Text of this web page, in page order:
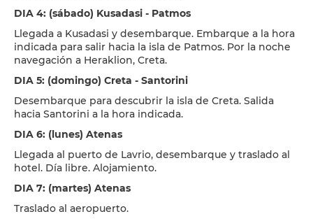
DIA 4: (sábado) Kusadasi - Patmos
Llegada a Kusadasi y desembarque. Embarque a la hora
indicada para salir hacia la isla de Patmos. Por la noche
navegación a Heraklion, Creta.
DIA 5: (domingo) Creta - Santorini
Desembarque para descubrir la isla de Creta. Salida
hacia Santorini a la hora indicada.
DIA 6: (lunes) Atenas
Llegada al puerto de Lavrio, desembarque y traslado al
hotel. Día libre. Alojamiento.
DIA 7: (martes) Atenas
Traslado al aeropuerto.